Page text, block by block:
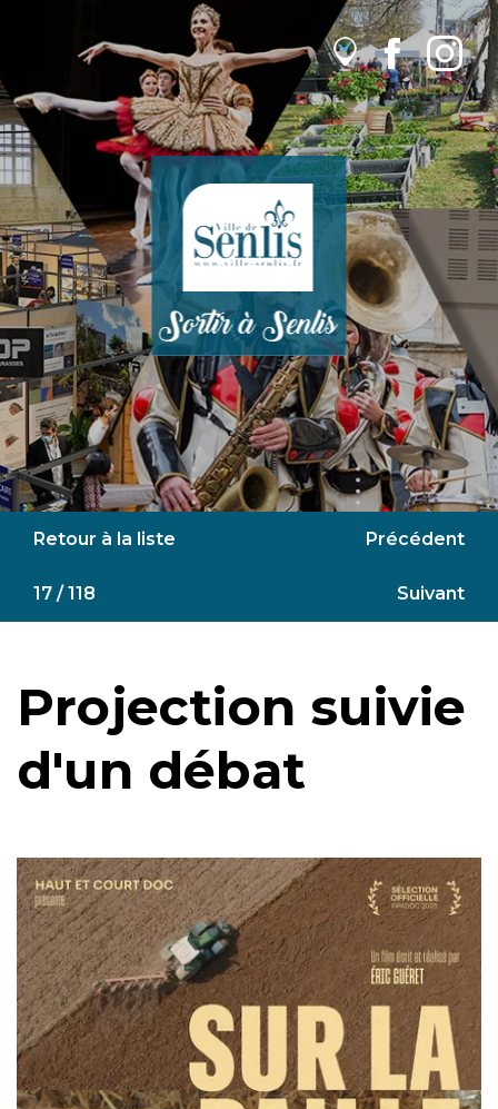
Retour à la liste Précédent
17 / 118 Suivant
Projection suivie
d'un débat